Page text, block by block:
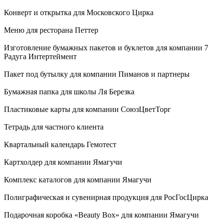
Конверт и открытка для Московского Цирка
Меню для ресторана Петтер
Изготовление бумажных пакетов и буклетов для компании 7
Радуга Интертеймент
Пакет под бутылку для компании Пиманов и партнеры
Бумажная папка для школы Ля Березка
Пластиковые карты для компании СоюзЦветТорг
Тетрадь для частного клиента
Квартальный календарь Гемотест
Картхолдер для компании Ямагучи
Комплекс каталогов для компании Ямагучи
Полиграфическая и сувенирная продукция для РосГосЦирка
Подарочная коробка «Beauty Box» для компании Ямагучи